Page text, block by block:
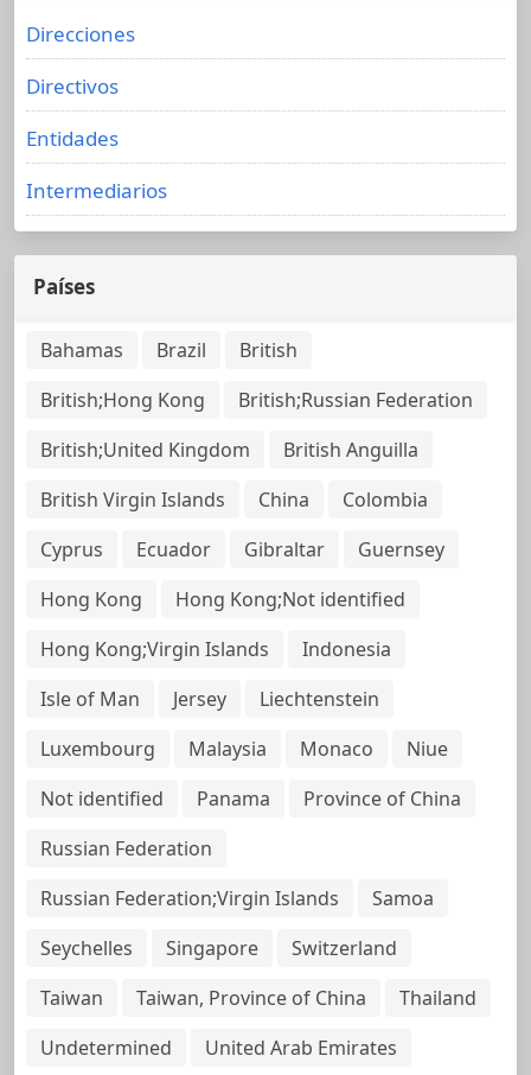
Direcciones
Directivos
Entidades
Intermediarios
Países
Bahamas Brazil
British
British;Hong Kong
British;Russian Federation
British;United Kingdom
British Anguilla
British Virgin Islands
China
Colombia
Cyprus
Ecuador Gibraltar
Guernsey
Hong Kong
Hong Kong;Not identified
Hong Kong;Virgin Islands
Indonesia
Isle of Man
Jersey
Liechtenstein
Luxembourg
Malaysia Monaco
Niue
Not identified
Panama
Province of China
Russian Federation
Russian Federation;Virgin Islands
Samoa
Seychelles
Singapore
Switzerland
Taiwan
Taiwan, Province of China
Thailand
Undetermined
United Arab Emirates